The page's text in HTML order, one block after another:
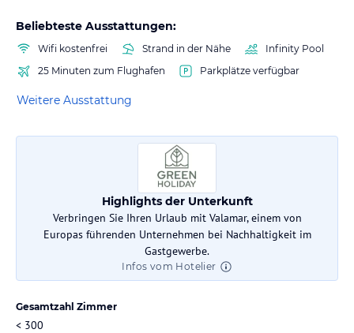
Beliebteste Ausstattungen:
Wifi kostenfrei Strand in der Nähe
Infinity Pool
25 Minuten zum Flughafen
Parkplätze verfügbar
Weitere Ausstattung
Highlights der Unterkunft
Verbringen Sie Ihren Urlaub mit Valamar, einem von
Europas führenden Unternehmen bei Nachhaltigkeit im
Gastgewerbe.
Infos vom Hotelier
Gesamtzahl Zimmer
< 300